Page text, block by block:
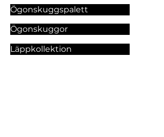
Ögonskuggspalett
Ögonskuggor
Läppkollektion